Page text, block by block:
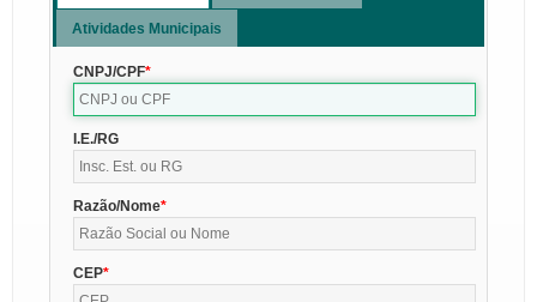
Atividades Municipais
CNPJ/CPF
I.E./RG
Razão/Nome
CEP